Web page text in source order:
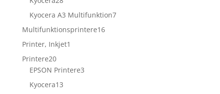
varer
Kyocera A3 Multifunktion77
Multifunktionsprintere1616
Printer, Inkjet1
Printere2020
varer
EPSON Printere33
Kyocera1313